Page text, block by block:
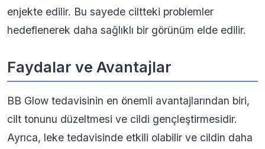
enjekte edilir. Bu sayede ciltteki problemler
hedeflenerek daha sağlıklı bir görünüm elde edilir.
Faydalar ve Avantajlar
BB Glow tedavisinin en önemli avantajlarından biri,
cilt tonunu düzeltmesi ve cildi gençleştirmesidir.
Ayrıca, leke tedavisinde etkili olabilir ve cildin daha